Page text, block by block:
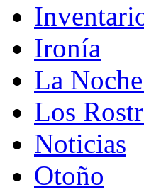
Ironía
La
Los
Noticias
Otoño